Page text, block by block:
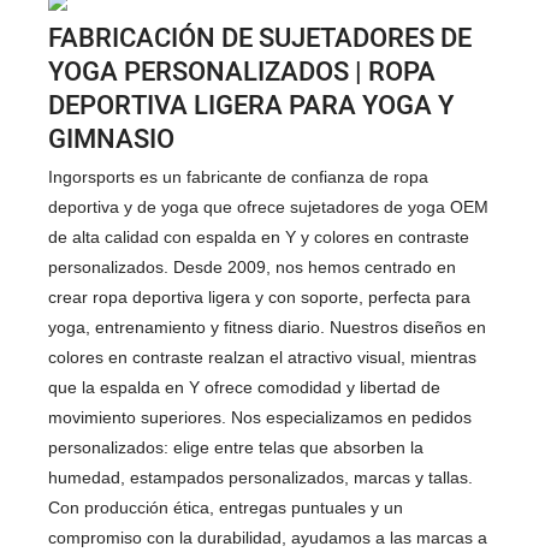
FABRICACIÓN DE SUJETADORES DE
YOGA PERSONALIZADOS | ROPA
DEPORTIVA LIGERA PARA YOGA Y
GIMNASIO
Ingorsports es un fabricante de confianza de ropa
deportiva y de yoga que ofrece sujetadores de yoga OEM
de alta calidad con espalda en Y y colores en contraste
personalizados. Desde 2009, nos hemos centrado en
crear ropa deportiva ligera y con soporte, perfecta para
yoga, entrenamiento y fitness diario. Nuestros diseños en
colores en contraste realzan el atractivo visual, mientras
que la espalda en Y ofrece comodidad y libertad de
movimiento superiores. Nos especializamos en pedidos
personalizados: elige entre telas que absorben la
humedad, estampados personalizados, marcas y tallas.
Con producción ética, entregas puntuales y un
compromiso con la durabilidad, ayudamos a las marcas a